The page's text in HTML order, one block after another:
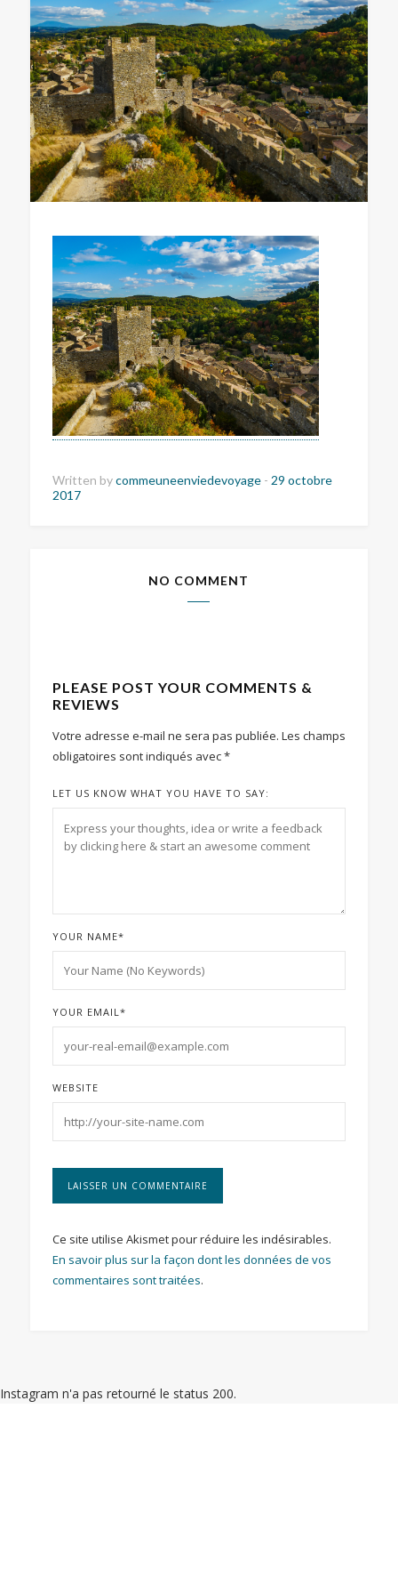
Written bycommeuneenviedevoyage - 29 octobre
2017
NO COMMENT
PLEASE POST YOUR COMMENTS &
REVIEWS
Votre adresse e-mail ne sera pas publiée. Les champs
obligatoires sont indiqués avec*
LET US KNOW WHAT YOU HAVE TO SAY:
YOUR NAME*
YOUR EMAIL*
WEBSITE
Ce site utilise Akismet pour réduire les indésirables.
En savoir plus sur la façon dont les données de vos
commentaires sont traitées.
Instagram n'a pas retourné le status 200.